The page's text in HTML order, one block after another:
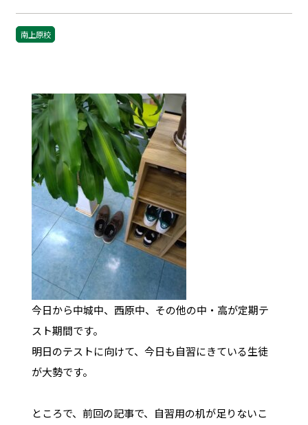
南上原校
今日から中城中、西原中、その他の中・高が定期テ
スト期間です。
明日のテストに向けて、今日も自習にきている生徒
が大勢です。
ところで、前回の記事で、自習用の机が足りないこ